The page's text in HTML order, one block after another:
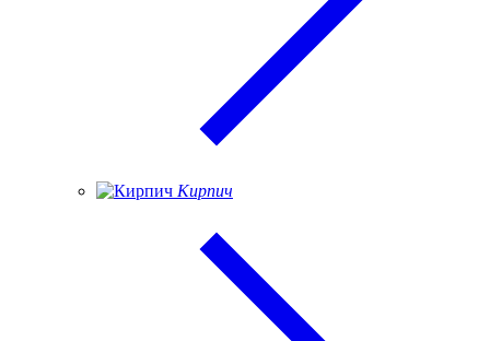
Кирпич